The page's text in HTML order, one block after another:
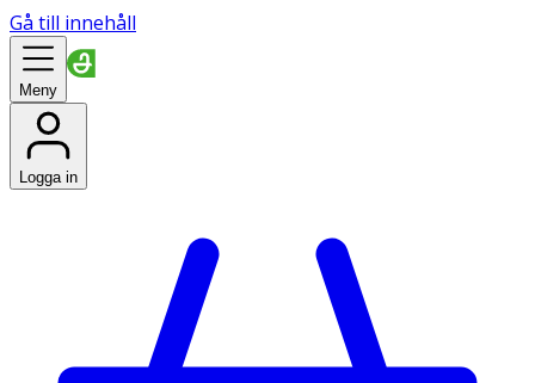
Gå till innehåll
Meny
Logga in